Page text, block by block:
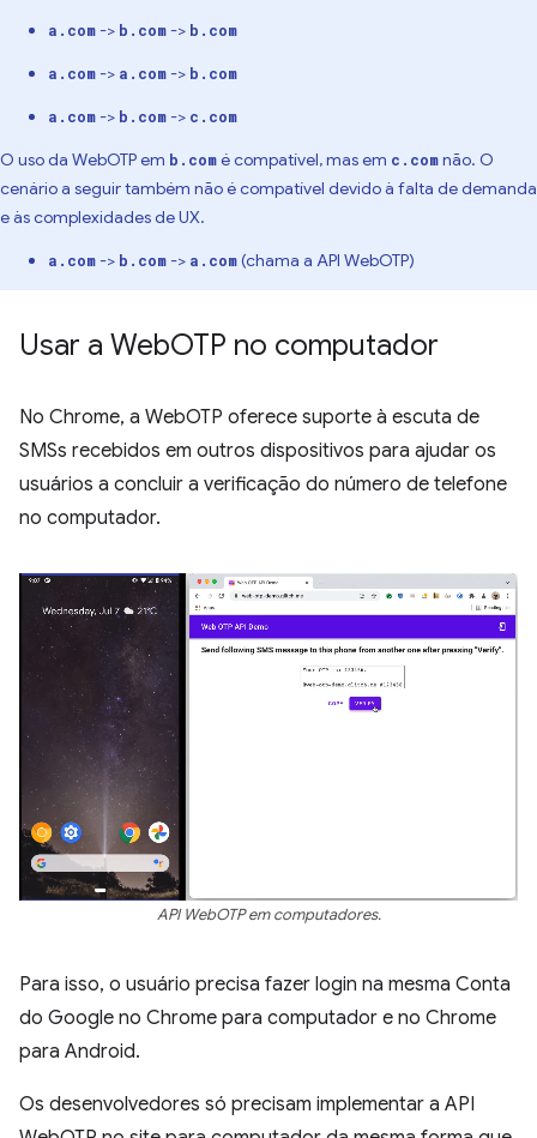
a.com-> b.com-> b.com
a.com-> a.com-> b.com
a.com-> b.com-> c.com
O uso da WebOTP em b.comé compatível, mas em c.comnão. O
cenário a seguir também não é compatível devido à falta de demanda
e às complexidades de UX.
a.com-> b.com-> a.com(chama a API WebOTP)
Usar a WebOTP no computador
No Chrome, a WebOTP oferece suporte à escuta de
SMSs recebidos em outros dispositivos para ajudar os
usuários a concluir a verificação do número de telefone
no computador.
API WebOTP em computadores.
Para isso, o usuário precisa fazer login na mesma Conta
do Google no Chrome para computador e no Chrome
para Android.
Os desenvolvedores só precisam implementar a API